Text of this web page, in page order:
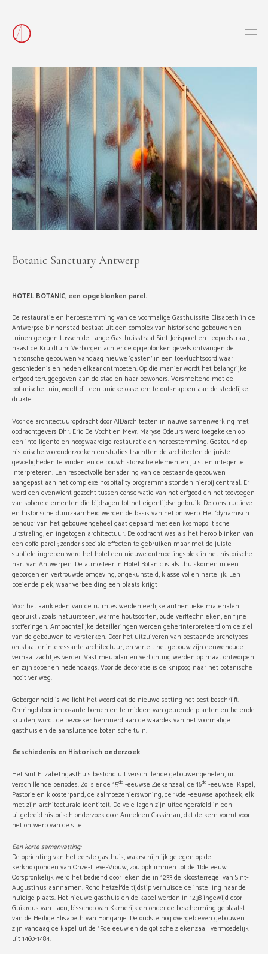
Botanic Sanctuary Antwerp
HOTEL BOTANIC, een opgeblonken parel.
De restauratie en herbestemming van de voormalige Gasthuissite Elisabeth in de
Antwerpse binnenstad bestaat uit een complex van historische gebouwen en
tuinen gelegen tussen de Lange Gasthuisstraat Sint-Jorispoort en Leopoldstraat,
naast de Kruidtuin. Verborgen achter de opgeblonken gevels ontvangen de
historische gebouwen vandaag nieuwe ‘gasten’ in een toevluchtsoord waar
geschiedenis en heden elkaar ontmoeten. Op die manier wordt het belangrijke
erfgoed teruggegeven aan de stad en haar bewoners. Versmeltend met de
botanische tuin, wordt dit een unieke oase, om te ontsnappen aan de stedelijke
drukte.
Voor de architectuuropdracht door AIDarchitecten in nauwe samenwerking met
opdrachtgevers Dhr. Eric De Vocht en Mevr. Maryse Odeurs werd toegekeken op
een intelligente en hoogwaardige restauratie en herbestemming. Gesteund op
historische vooronderzoeken en studies trachtten de architecten de juiste
gevoeligheden te vinden en de bouwhistorische elementen juist en integer te
interpreteren. Een respectvolle benadering van de bestaande gebouwen
aangepast aan het complexe hospitality programma stonden hierbij centraal. Er
werd een evenwicht gezocht tussen conservatie van het erfgoed en het toevoegen
van sobere elementen die bijdragen tot het eigentijdse gebruik. De constructieve
en historische duurzaamheid werden de basis van het ontwerp. Het ‘dynamisch
behoud’ van het gebouwengeheel gaat gepaard met een kosmopolitische
uitstraling, en ingetogen architectuur. De opdracht was als het herop blinken van
een doffe parel ; zonder speciale effecten te gebruiken maar met de juiste
subtiele ingrepen werd het hotel een nieuwe ontmoetingsplek in het historische
hart van Antwerpen. De atmosfeer in Hotel Botanic is als thuiskomen in een
geborgen en vertrouwde omgeving, ongekunsteld, klasse vol en hartelijk. Een
boeiende plek, waar verbeelding een plaats krijgt
Voor het aankleden van de ruimtes werden eerlijke authentieke materialen
gebruikt ; zoals natuursteen, warme houtsoorten, oude verftechnieken, en fijne
stofferingen. Ambachtelijke detailleringen werden geherinterpreteerd om de ziel
van de gebouwen te versterken. Door het uitzuiveren van bestaande archetypes
ontstaat er interessante architectuur, en vertelt het gebouw zijn eeuwenoude
verhaal zachtjes verder. Vast meubilair en verlichting werden op maat ontworpen
en zijn sober en hedendaags. Voor de decoratie is de knipoog naar het botanische
nooit ver weg.
Geborgenheid is wellicht het woord dat de nieuwe setting het best beschrijft.
Omringd door imposante bomen en te midden van geurende planten en helende
kruiden, wordt de bezoeker herinnerd aan de waardes van het voormalige
gasthuis en de aansluitende botanische tuin.
Geschiedenis en Historisch onderzoek
Het Sint Elizabethgasthuis bestond uit verschillende gebouwengehelen, uit
verschillende periodes. Zo is er de 15de-eeuwse Ziekenzaal, de 16de-eeuwse Kapel,
Pastorie en kloosterpand, de aalmoezenierswoning, de 19de -eeuwse apotheek, elk
met zijn architecturale identiteit. De vele lagen zijn uiteengerafeld in een
uitgebreid historisch onderzoek door Anneleen Cassiman, dat de kern vormt voor
het ontwerp van de site.
Een korte samenvatting:
De oprichting van het eerste gasthuis, waarschijnlijk gelegen op de
kerkhofgronden van Onze-Lieve-Vrouw, zou opklimmen tot de 11de eeuw.
Oorspronkelijk werd het bediend door leken die in 1233 de kloosterregel van Sint-
Augustinus aannamen. Rond hetzelfde tijdstip verhuisde de instelling naar de
huidige plaats. Het nieuwe gasthuis en de kapel werden in 1238 ingewijd door
Guiardus van Laon, bisschop van Kamerijk en onder de bescherming geplaatst
van de Heilige Elisabeth van Hongarije. De oudste nog overgebleven gebouwen
zijn vandaag de kapel uit de 15de eeuw en de gotische ziekenzaal vermoedelijk
uit 1460-1484.